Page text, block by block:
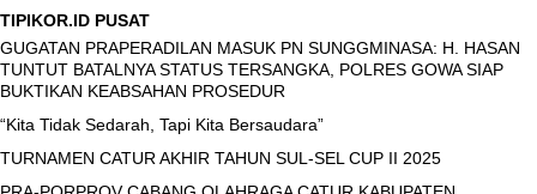
TIPIKOR.ID PUSAT
GUGATAN PRAPERADILAN MASUK PN SUNGGMINASA: H. HASAN
TUNTUT BATALNYA STATUS TERSANGKA, POLRES GOWA SIAP
BUKTIKAN KEABSAHAN PROSEDUR
“Kita Tidak Sedarah, Tapi Kita Bersaudara”
TURNAMEN CATUR AKHIR TAHUN SUL-SEL CUP II 2025